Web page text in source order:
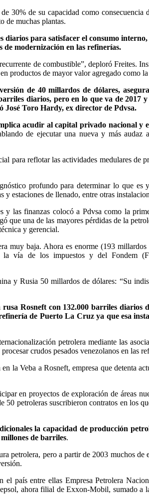
30% de su capacidad como consecuencia
de muchas plantas.
para satisfacer el consumo
de modernización en las refinerías.
de combustible”, deploró Freites.
productos de mayor valor agregado como
de 40 millardos de dólares,
diarios, pero en lo que va de 2017
José Toro Hardy, ex director de Pdvsa.
acudir al capital privado nacional y
de ejecutar una nueva y más audaz
para reflotar las actividades medulares de
profundo para determinar lo que es
estaciones de llenado, entre otras
las finanzas colocó a Pdvsa como la
que una de las mayores pérdidas de la
y gerencial.
muy baja. Ahora es enorme (193 millardos
vía de los impuestos y del Fondem
y Rusia 50 millardos de dólares: “Su
Rosneft con 132.000 barriles diarios
de Puerto La Cruz ya que esa
petrolera mediante las
crudos pesados venezolanos en las
la Veba a Rosneft, empresa que detenta
en proyectos de exploración de áreas
50 petroleras suscribieron contratos en los
la capacidad de producción
de barriles.
petrolera, pero a partir de 2003 muchos de
el país entre ellas Empresa Petrolera
ahora filial de Exxon-Mobil, sumado a